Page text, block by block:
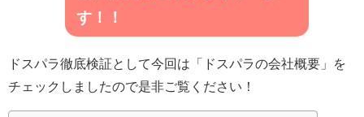
す！！
ドスパラ徹底検証として今回は「ドスパラの会社概要」を
チェックしましたので是非ご覧ください！